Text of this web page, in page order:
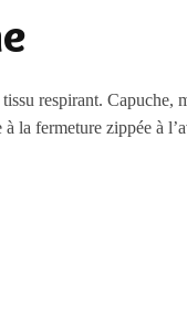
respirant. Capuche,
la fermeture zippée à